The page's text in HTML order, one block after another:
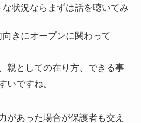
状況ならまずは話を聴いてみ
向きにオープンに関わって
親としての在り方、できる事
いですね。
があった場合が保護者も交え